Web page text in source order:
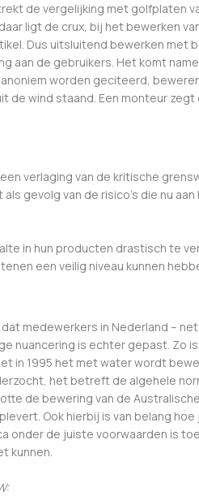
de vergelijking met golfplaten
ligt de crux, bij het bewerken
Dus uitsluitend bewerken met
aan de gebruikers. Het komt
worden geciteerd,
wind staand. Een monteur
verlaging van de kritische
gevolg van de risico’s die nu
in hun producten drastisch te
een veilig niveau kunnen
medewerkers in Nederland –
nuancering is echter gepast. Zo
in 1995 het met water wordt
het betreft de algehele
de bewering van de
Ook hierbij is van belang hoe
de juiste voorwaarden is
kunnen.